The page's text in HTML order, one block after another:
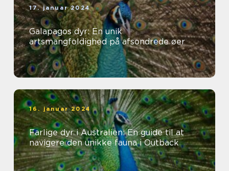
17. januar 2024
Galapagos dyr: En unik
artsmangfoldighed på afsondrede øer
16. januar 2024
Farlige dyr i Australien: En guide til at
navigere den unikke fauna i Outback